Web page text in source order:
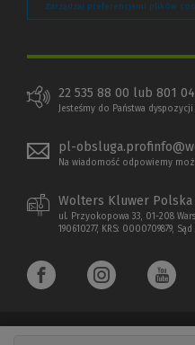
Zarządzaj preferencjami plików
22 535 88 00 lub 801
Jesteśmy do Państwa
pl-
Na wiadomość odpowiemy
Wolters Kluwer Polska
ul. Przyokopowa 33, 01-208
190610277, KRS: 0000709879,